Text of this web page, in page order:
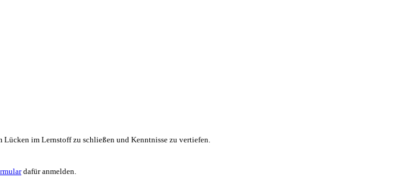
im Lernstoff zu schließen und Kenntnisse zu vertiefen.
dafür anmelden.